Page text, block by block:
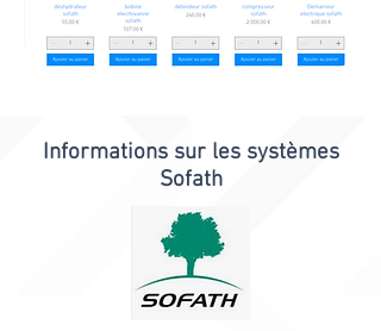
Informations sur les systèmes
Sofath